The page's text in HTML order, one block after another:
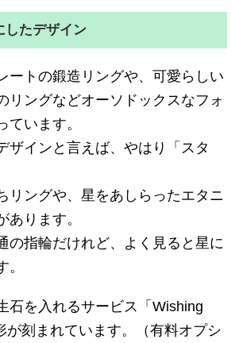
したデザイン
ートの鍛造リングや、可愛らしい
リングなどオーソドックスなフォ
ています。
ザインと言えば、やはり「スタ
リングや、星をあしらったエタニ
あります。
の指輪だけれど、よく見ると星に
石を入れるサービス「Wishing
が刻まれています。（有料オプシ